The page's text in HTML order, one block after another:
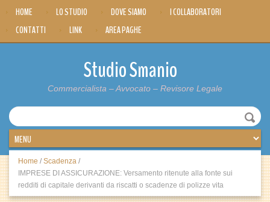
HOME LO STUDIO DOVE SIAMO
I COLLABORATORI
CONTATTI
LINK AREA PAGHE
Studio Smanio
Commercialista – Avvocato – Revisore Legale
Home / Scadenza /
IMPRESE DI ASSICURAZIONE: Versamento ritenute alla fonte sui
redditi di capitale derivanti da riscatti o scadenze di polizze vita